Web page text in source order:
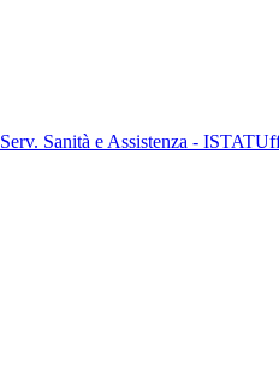
Serv. Sanità e Assistenza - ISTAT